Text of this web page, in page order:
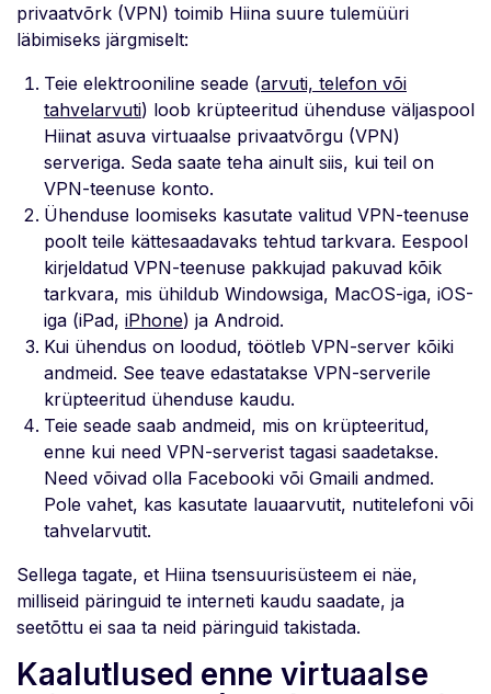
privaatvõrk (VPN) toimib Hiina suure tulemüüri
läbimiseks järgmiselt:
Teie elektrooniline seade (arvuti, telefon või
tahvelarvuti) loob krüpteeritud ühenduse väljaspool
Hiinat asuva virtuaalse privaatvõrgu (VPN)
serveriga. Seda saate teha ainult siis, kui teil on
VPN-teenuse konto.
Ühenduse loomiseks kasutate valitud VPN-teenuse
poolt teile kättesaadavaks tehtud tarkvara. Eespool
kirjeldatud VPN-teenuse pakkujad pakuvad kõik
tarkvara, mis ühildub Windowsiga, MacOS-iga, iOS-
iga (iPad, iPhone) ja Android.
Kui ühendus on loodud, töötleb VPN-server kõiki
andmeid. See teave edastatakse VPN-serverile
krüpteeritud ühenduse kaudu.
Teie seade saab andmeid, mis on krüpteeritud,
enne kui need VPN-serverist tagasi saadetakse.
Need võivad olla Facebooki või Gmaili andmed.
Pole vahet, kas kasutate lauaarvutit, nutitelefoni või
tahvelarvutit.
Sellega tagate, et Hiina tsensuurisüsteem ei näe,
milliseid päringuid te interneti kaudu saadate, ja
seetõttu ei saa ta neid päringuid takistada.
Kaalutlused enne virtuaalse